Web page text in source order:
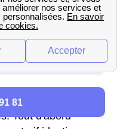
correspond au
Il est
réglementé.
avez le choix
Tout d'abord
81